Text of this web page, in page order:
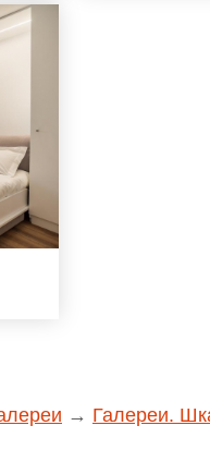
→ Галереи.